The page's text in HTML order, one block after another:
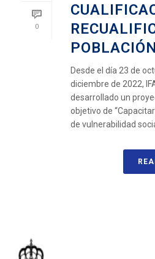
0
Desde el día 23 de
diciembre de 2022,
desarrollado un
objetivo de
de vulnerabilidad